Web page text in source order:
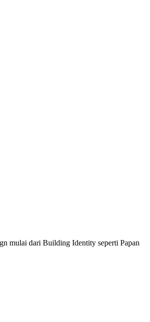
mulai dari Building Identity seperti Papan